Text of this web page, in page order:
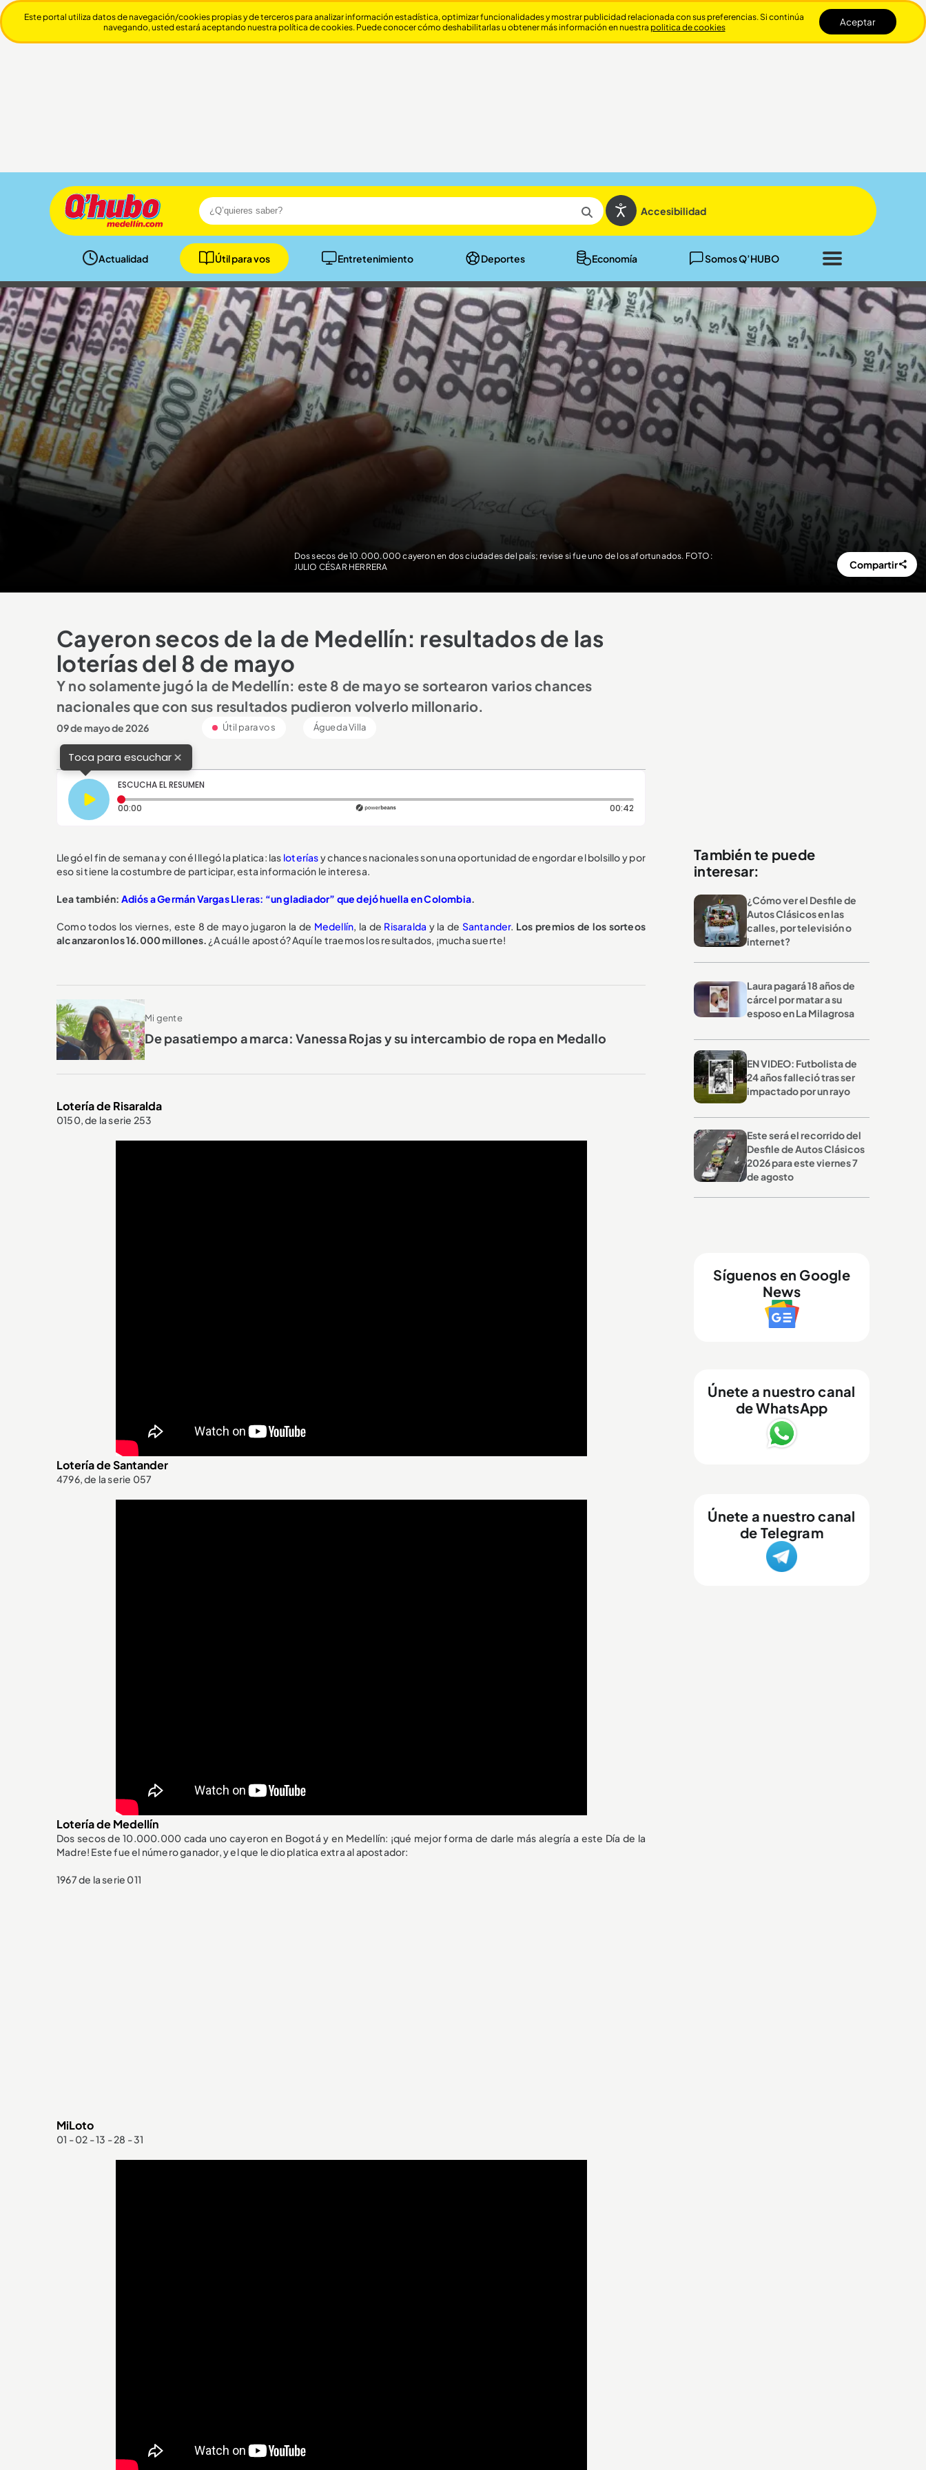
Accesibilidad
Actualidad Útil para vos Entretenimiento Deportes Economía Somos Q’HUBO
Cerrar
Dos secos de 10.000.000 cayeron en dos ciudades del país; revise si fue uno de los afortunados. FOTO:
JULIO CÉSAR HERRERA
Compartir
Cayeron secos de la de Medellín: resultados de las
loterías del 8 de mayo
Y no solamente jugó la de Medellín: este 8 de mayo se sortearon varios chances
nacionales que con sus resultados pudieron volverlo millonario.
09 de mayo de 2026 Útil para vos Águeda Villa
Toca para escuchar×
ESCUCHA EL RESUMEN
00:00
00:42Duración: 42 segundos
Llegó el fin de semana y con él llegó la platica: las loteríasy chances nacionales son una oportunidad de engordar el bolsillo y por
eso si tiene la costumbre de participar, esta información le interesa.
Lea también: Adiós a Germán Vargas Lleras: “un gladiador” que dejó huella en Colombia.
Como todos los viernes, este 8 de mayo jugaron la de Medellín, la de Risaralda y la de Santander. Los premios de los sorteos
alcanzaron los 16.000 millones. ¿A cuál le apostó? Aquí le traemos los resultados, ¡mucha suerte!
Mi gente
De pasatiempo a marca: Vanessa Rojas y su intercambio de ropa en Medallo
Lotería de Risaralda
0150, de la serie 253
Lotería de Santander
4796, de la serie 057
Lotería de Medellín
Dos secos de 10.000.000 cada uno cayeron en Bogotá y en Medellín: ¡qué mejor forma de darle más alegría a este Día de la
Madre! Este fue el número ganador, y el que le dio platica extra al apostador:
1967 de la serie 011
MiLoto
01 - 02 - 13 - 28 - 31
También te puede
interesar:
¿Cómo ver el Desfile de
Autos Clásicos en las
calles, por televisión o
internet?
Laura pagará 18 años de
cárcel por matar a su
esposo en La Milagrosa
EN VIDEO: Futbolista de
24 años falleció tras ser
impactado por un rayo
Este será el recorrido del
Desfile de Autos Clásicos
2026 para este viernes 7
de agosto
Síguenos en Google
News
Únete a nuestro canal
de WhatsApp
Únete a nuestro canal
de Telegram
Este portal utiliza datos de navegación/cookies propias y de terceros para analizar información estadística, optimizar funcionalidades y mostrar publicidad relacionada con sus preferencias. Si continúa
navegando, usted estará aceptando nuestra política de cookies. Puede conocer cómo deshabilitarlas u obtener más información en nuestra politica de cookies Aceptar